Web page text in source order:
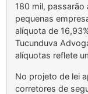
180 mil, passarão
pequenas
alíquota de
Tucunduva
alíquotas reflete
No projeto de lei
corretores de